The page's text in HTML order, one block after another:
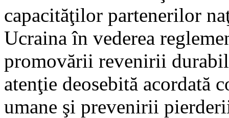
capacităţilor partenerilor
Ucraina în vederea
promovării revenirii
atenţie deosebită acordată
umane şi prevenirii